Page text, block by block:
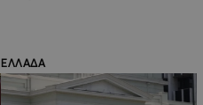
ΕΛΛΑΔΑ